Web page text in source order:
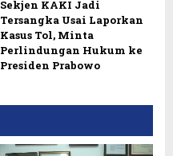
Sekjen KAKI Jadi
Tersangka Usai Laporkan
Kasus Tol, Minta
Perlindungan Hukum ke
Presiden Prabowo